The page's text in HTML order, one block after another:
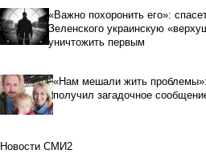
«Важно похоронить его»:
Зеленского украинскую
уничтожить первым
«Нам мешали жить
получил загадочное
Новости СМИ2